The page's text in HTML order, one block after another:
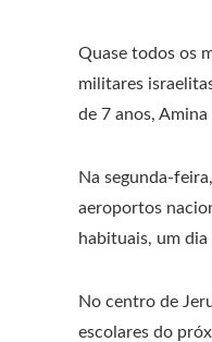
Quase todos os
militares
de 7 anos,
Na segunda-
aeroportos
habituais, um
No centro de
escolares do